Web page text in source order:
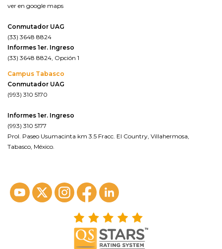
ver en google maps
Conmutador UAG
(33) 3648 8824
Informes 1er. Ingreso
(33) 3648 8824, Opción 1
Campus Tabasco
Conmutador UAG
(993) 310 5170
Informes 1er. Ingreso
(993) 310 5177
Prol. Paseo Usumacinta km 3.5 Fracc. El Country, Villahermosa,
Tabasco, México.